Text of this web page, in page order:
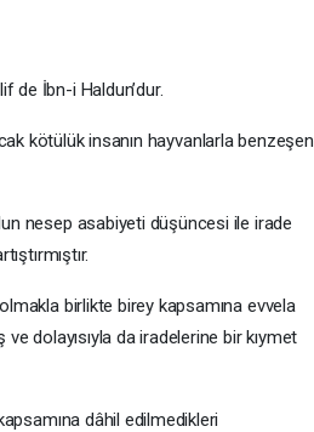
de İbn-i Haldun’dur.
kötülük insanın hayvanlarla benzeşen
nesep asabiyeti düşüncesi ile irade
birlikte birey kapsamına evvela
dolayısıyla da iradelerine bir kıymet
dâhil edilmedikleri